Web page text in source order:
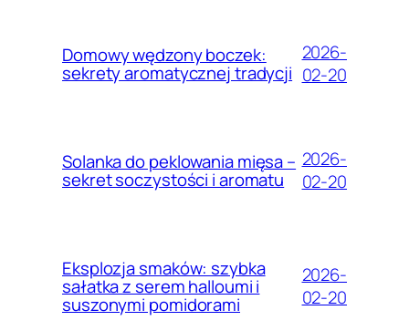
Domowy wędzony boczek:
sekrety aromatycznej tradycji
2026-
02-20
Solanka do peklowania mięsa –
sekret soczystości i aromatu
2026-
02-20
Eksplozja smaków: szybka
sałatka z serem halloumi i
suszonymi pomidorami
2026-
02-20